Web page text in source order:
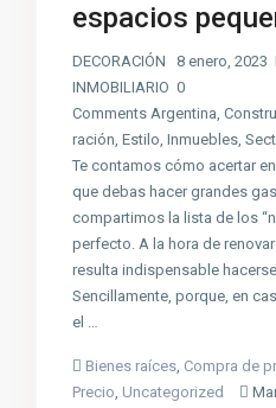
espacios
DECORACIÓN 8 enero, 2023
INMOBILIARIO 0
Comments Argentina,
ración, Estilo, Inmuebles,
Te contamos cómo acertar
que debas hacer grandes
compartimos la lista de los
perfecto. A la hora de
resulta indispensable
Sencillamente, porque, en
el …
Bienes raíces, Compra de
Precio, Uncategorized